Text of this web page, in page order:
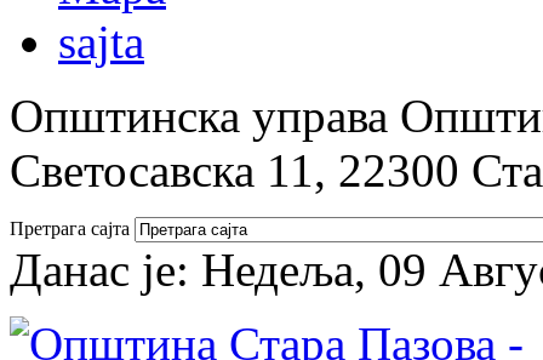
Општинска управа
Светосавска 11, 22300
Претрага сајта
Данас је: Недеља, 09